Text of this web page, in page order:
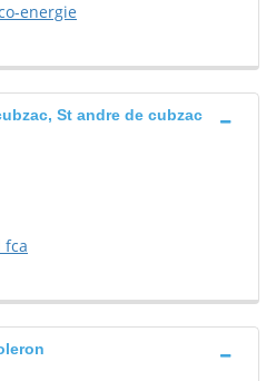
energie
St andre de cubzac
fca